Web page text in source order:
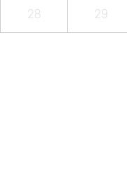
28 29